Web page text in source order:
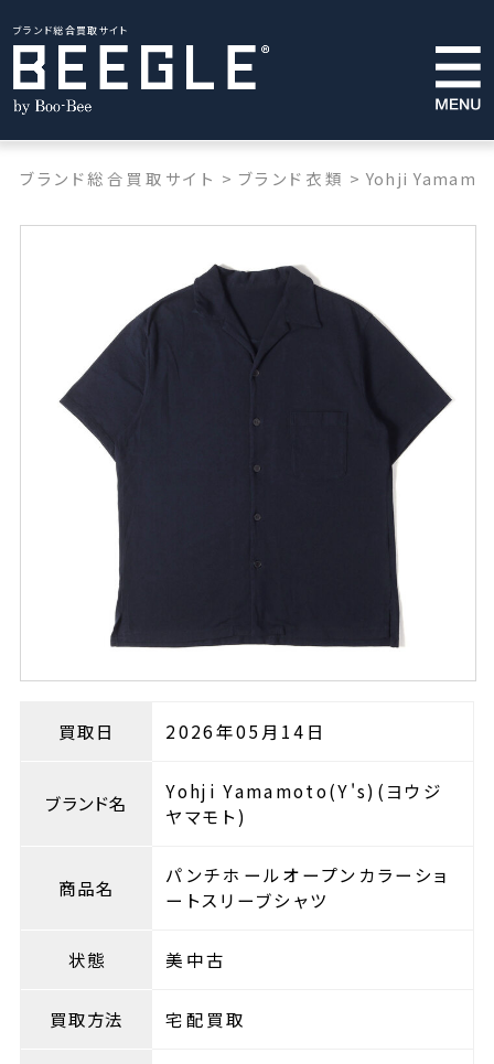
ブランド総合買取サイト
ブランド総合買取サイト > ブランド衣類 > Yohji
買取日 2026年05月14日
ブランド名
Yohji Yamamoto(Y's)(ヨウジ
ヤマモト)
商品名
パンチホールオープンカラーショ
ートスリーブシャツ
状態 美中古
買取方法 宅配買取